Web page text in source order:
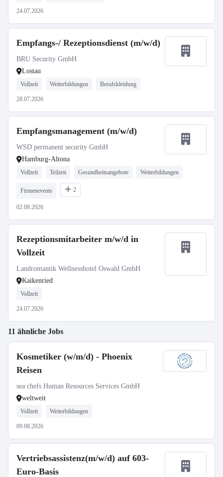
24.07.2026
Empfangs-/ Rezeptionsdienst (m/w/d)
BRU Security GmbH
Lostau
Vollzeit Weiterbildungen Berufskleidung
28.07.2026
Empfangsmanagement (m/w/d)
WSD permanent security GmbH
Hamburg-Altona
Vollzeit Teilzeit Gesundheitsangebote Weiterbildungen
Firmenevents 2
02.08.2026
Rezeptionsmitarbeiter m/w/d in
Vollzeit
Landromantik Wellnesshotel Oswald GmbH
Kaikenried
Vollzeit
24.07.2026
11 ähnliche Jobs
Kosmetiker (w/m/d) - Phoenix
Reisen
sea chefs Human Resources Services GmbH
weltweit
Vollzeit Weiterbildungen
09.08.2026
Vertriebsassistenz(m/w/d) auf 603-
Euro-Basis